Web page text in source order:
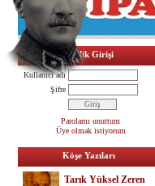
Üyelik Girişi
Kullanıcı adı
Şifre
Parolamı unuttum
Üye olmak istiyorum
Köşe Yazıları
Tarık Yüksel Zeren